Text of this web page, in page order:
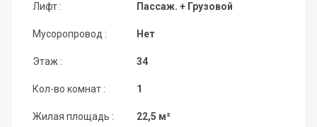
Лифт :
Мусоропровод :
Этаж :
Кол-во комнат :
Жилая площадь :
Пассаж. + Грузовой
Нет
34
1
22,5 м²